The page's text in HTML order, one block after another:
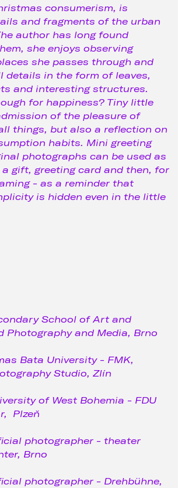
consumerism, is
and fragments of the urban
author has long found
she enjoys observing
she passes through and
details in the form of leaves,
and interesting structures.
for happiness? Tiny little
of the pleasure of
things, but also a reflection on
habits. Mini greeting
photographs can be used as
gift, greeting card and then, for
- as a reminder that
is hidden even in the little
School of Art and
Photography and Media, Brno
Bata University - FMK,
Studio, Zlín
of West Bohemia - FDU
Plzeň
photographer - theater
Brno
photographer - Drehbühne,